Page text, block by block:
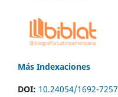
Más Indexaciones
DOI: 10.24054/1692-7257